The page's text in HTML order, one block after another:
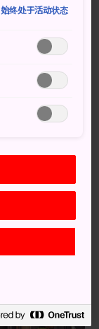
。
約 2 小時 20
相連。從富山
山。
始终处于活动状态